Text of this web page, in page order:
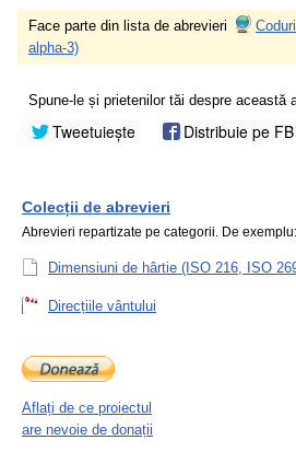
Face parte din lista de abrevieri
alpha-3)
Spune-le și prietenilor tăi despre această
Tweetuiește Distribuie pe FB
Colecții de abrevieri
Abrevieri repartizate pe categorii. De exemplu:
Dimensiuni de hârtie (ISO 216, ISO
Direcțiile vântului
Aflați de ce proiectul
are nevoie de donații